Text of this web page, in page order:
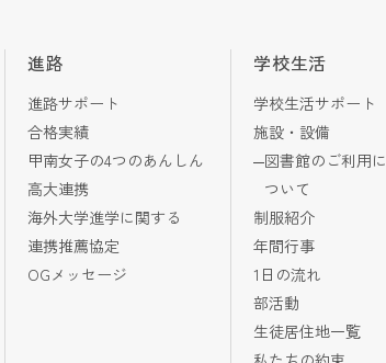
進路
進路サポート
合格実績
甲南女子の4つのあんしん
高大連携
海外大学進学に関する
連携推薦協定
OGメッセージ
学校生活
学校生活サポート
施設・設備
図書館のご利用に
ついて
制服紹介
年間行事
1日の流れ
部活動
生徒居住地一覧